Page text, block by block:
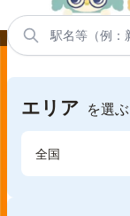
エリア を選ぶ
全国